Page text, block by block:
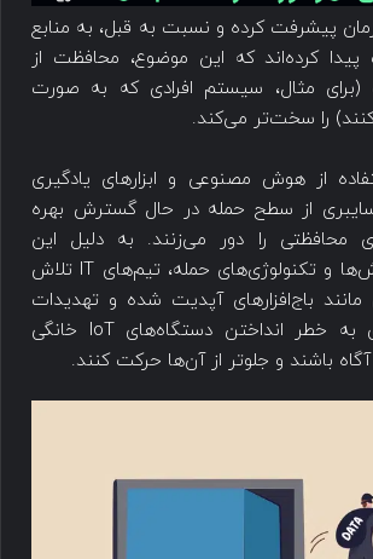
پیشرفت کرده و نسبت به قبل، به منابع
کرده‌اند که این موضوع، محافظت از
(برای مثال، سیستم افرادی که به صورت
را سخت‌تر می‌کند.
از هوش مصنوعی و ابزارهای یادگیری
از سطح حمله در حال گسترش بهره
محافظتی را دور می‌زنند. به دلیل این
پیشرفت‌ها در روش‌ها و تکنولوژی‌های حمله، تیم‌های IT تلاش
مانند باج‌افزارهای آپدیت شده و تهدیدات
فیشینگی که برای به خطر انداختن دستگاه‌های IoT خانگی
باشند و جلوتر از آن‌ها حرکت کنند.